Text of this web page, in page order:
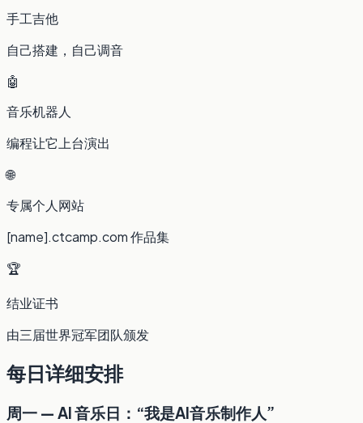
手工吉他
自己搭建，自己调音
🤖
音乐机器人
编程让它上台演出
🌐
专属个人网站
[name].ctcamp.com 作品集
🏆
结业证书
由三届世界冠军团队颁发
每日详细安排
周一 — AI 音乐日：“我是AI音乐制作人”